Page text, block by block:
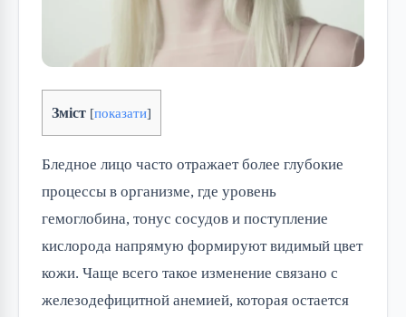
Зміст [показати]
Бледное лицо часто отражает более глубокие
процессы в организме, где уровень
гемоглобина, тонус сосудов и поступление
кислорода напрямую формируют видимый цвет
кожи. Чаще всего такое изменение связано с
железодефицитной анемией, которая остается